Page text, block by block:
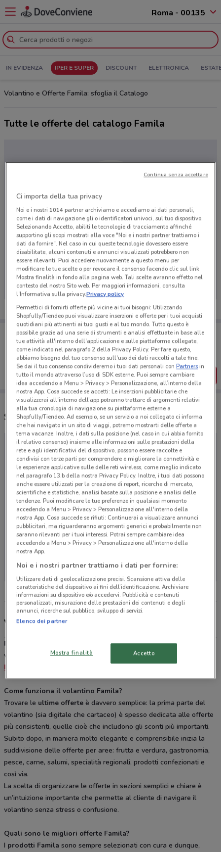
Roma - 00135
IN EVIDENZA IPER E SUPER DISCOUNT ELETTRONICA
Volantino e Offerte Famila: sfoglia il Catalogo
Tutte le offerte del catalogo Famila
Ci dispiace, al momento non abbiamo pubblicato
volantini nella tua zona. Riprova più tardi.
Porta DoveConviene sempre con te!
Puoi trovare le migliori offerte dei negozi vicino a te,
salvarle e creare la tua lista del risparmio, comodamente
dal tuo cellulare.
SCARICA L’APP
Supermercati e orari Famila
Volantino, offerte e catalogo premi Famila
Famila
si occupa della vendita di prodotti alimentari e casalinghi
vari. Il gruppo Famila include diverse tipologie di negozi:
IperFamila
Come funziona il volantino Famila?
Trovare le ultime offerte è davvero semplice: la prima parte del
volantino (sia digitale che cartaceo) è spesso dedicata alle offerte
più consistenti, quelle cioè che includono gli sconti più importanti.
Subito dopo, in maniera molto elegante e comprensibile inizia la
suddivisione delle offerte per aree: frutta e verdura, gastronomia,
pesce, carne, salumi, specialità regionali, prodotti confezionati e
così via.
La scelta di organizzare le offerte in sezioni semplici e chiare è
un’intuizione importante che permette al cliente di navigare il
volantino senza stress o confusione.
Quali sono le migliori offerte Famila?
I prodotti Famila sono sempre selezionati con cura e dunque,
Ci importa della tua privacy
Noi e i nostri 1014partner archiviamo e accediamo ai dati personali,
come i dati di navigazione gli o identificatori univoci, sul tuo dispositivo.
Selezionando Accetto, abiliti le tecnologie di tracciamento affinché
supportino gli scopi mostrati alla voce "Noi e i nostri partner trattiamo i
dati da fornire". Nel caso in cui queste tecnologie dovessero essere
disabilitate, alcuni contenuti e annunci visualizzati potrebbero non
essere rilevanti. Puoi accedere nuovamente a questo menu per
modificare le tue scelte o per revocare il consenso facendo clic sul link
Mostra finalità in fondo alla pagina web. Tali scelte avranno effetto nel
contesto del nostro Sito web. Per maggiori informazioni, consulta
l'Informativa sulla privacy.Privacy policy
Permettici di fornirti offerte più vicine ai tuoi bisogni: Utilizzando
Shopfully/Tiendeo puoi visualizzare inserzioni e offerte per i tuoi acquisti
quotidiani più attinenti ai tuoi gusti e al tuo mondo. Tutto questo è
possibile grazie ad una serie di strumenti e analisi effettuate in base alle
tue attività all'interno dell'applicazione e sulle piattaforme collegate,
come indicato nel paragrafo 2 della Privacy Policy. Per fare questo,
abbiamo bisogno del tuo consenso sull'uso dei dati raccolti a tale fine.
Se dai il tuo consenso condivideremo i tuoi dati personali conPartnersin
tutto il mondo attraverso l’uso di SDK esterne. Puoi sempre cambiare
idea accedendo a Menu > Privacy > Personalizzazione, all’interno della
nostra App. Cosa succede se accetti: Le inserzioni pubblicitarie che
visualizzerai all'interno dell’app potranno trattare di argomenti relativi
alla tua cronologia di navigazione su piattaforme esterne a
Shopfully/Tiendeo. Ad esempio, se un servizio a noi collegato ci informa
che hai navigato in un sito di viaggi, potremo mostrarti delle offerte a
tema vacanze. Inoltre, i dati sulla posizione (nel caso in cui abbia fornito
il relativo consenso) insieme alle informazioni sulle prestazioni della
rete e agli identificativi del dispositivo, possono essere raccolte e
condivisi con terze parti per comprendere e migliorare la connettività e
le esperienze applicative sulle delle reti wireless, come meglio indicato
nel paragrafo 13.b della nostra Privacy Policy. Inoltre, i tuoi dati possono
anche essere utilizzati per la creazione di report, ricerche di mercato,
scientifiche e statistiche, analisi basate sulla posizione e analisi delle
tendenze. Puoi modificare le tue preferenze in qualsiasi momento
accedendo a Menu > Privacy > Personalizzazione all'interno della
nostra App. Cosa succede se rifiuti: Continuerai a visualizzare annunci
pubblicitari, ma riguarderanno argomenti generici e probabilmente non
saranno rilevanti per i tuoi interessi. Potrai sempre cambiare idea
accedendo a Menu > Privacy > Personalizzazione all'interno della
nostra App.
Noi e i nostri partner trattiamo i dati per fornire:
Utilizzare dati di geolocalizzazione precisi. Scansione attiva delle
caratteristiche del dispositivo ai fini dell’identificazione. Archiviare
informazioni su dispositivo e/o accedervi. Pubblicità e contenuti
personalizzati, misurazione delle prestazioni dei contenuti e degli
annunci, ricerche sul pubblico, sviluppo di servizi.
Elenco dei partner
Mostra finalità Accetto
Continua senza accettare